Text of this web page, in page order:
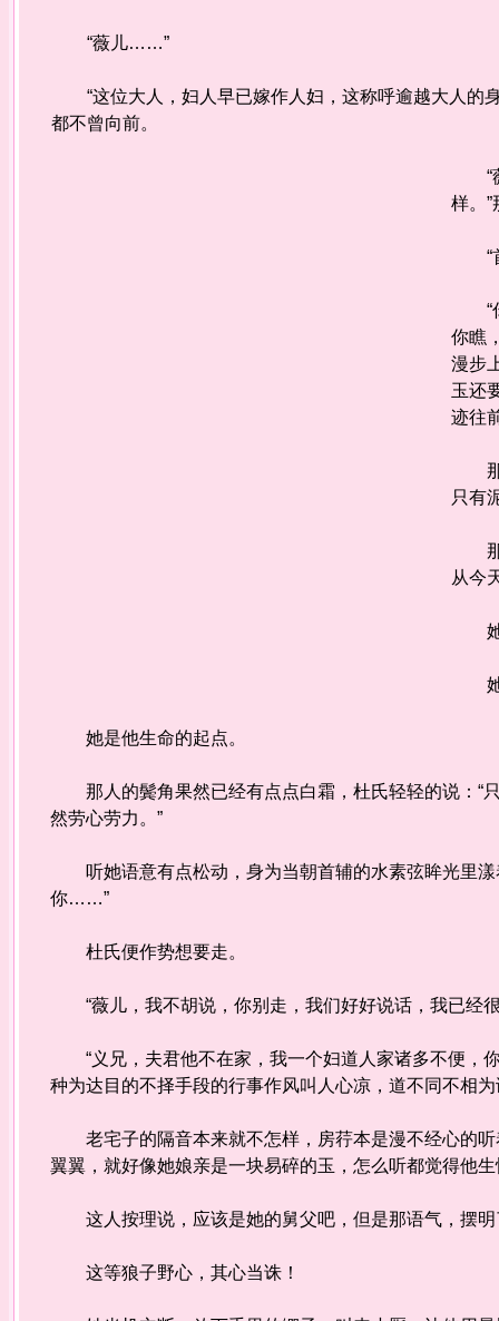
“薇儿……”
“这位大人，妇人早已嫁作人妇，这称呼逾越大人的
都不曾向前。
“薇
样。
“首
“你
你瞧
漫步
玉还
迹往
那
只有
那
从今
她
她
她是他生命的起点。
那人的鬓角果然已经有点点白霜，杜氏轻轻的说：“
然劳心劳力。”
听她语意有点松动，身为当朝首辅的水素弦眸光里漾
你……”
杜氏便作势想要走。
“薇儿，我不胡说，你别走，我们好好说话，我已经
“义兄，夫君他不在家，我一个妇道人家诸多不便，
种为达目的不择手段的行事作风叫人心凉，道不同不相
老宅子的隔音本来就不怎样，房荇本是漫不经心的听
翼翼，就好像她娘亲是一块易碎的玉，怎么听都觉得他
这人按理说，应该是她的舅父吧，但是那语气，摆明
这等狼子野心，其心当诛！